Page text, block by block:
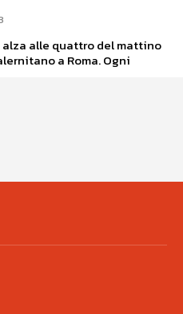
alle quattro del mattino
a Roma. Ogni